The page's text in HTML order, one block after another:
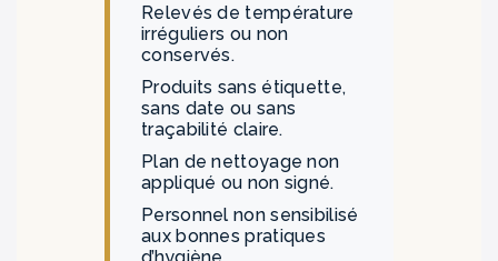
Relevés de température
irréguliers ou non
conservés.
Produits sans étiquette,
sans date ou sans
traçabilité claire.
Plan de nettoyage non
appliqué ou non signé.
Personnel non sensibilisé
aux bonnes pratiques